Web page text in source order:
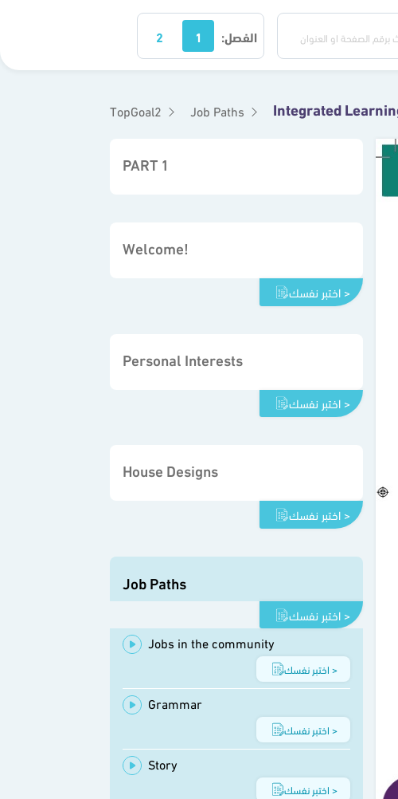
الفصل: 1
2
TopGoal2 Job Paths
PART 1
Welcome!
اختبر نفسك >
Personal Interests
اختبر نفسك >
House Designs
اختبر نفسك >
Job Paths
اختبر نفسك >
Jobs in the community
اختبر نفسك >
Grammar
اختبر نفسك >
Story
اختبر نفسك >